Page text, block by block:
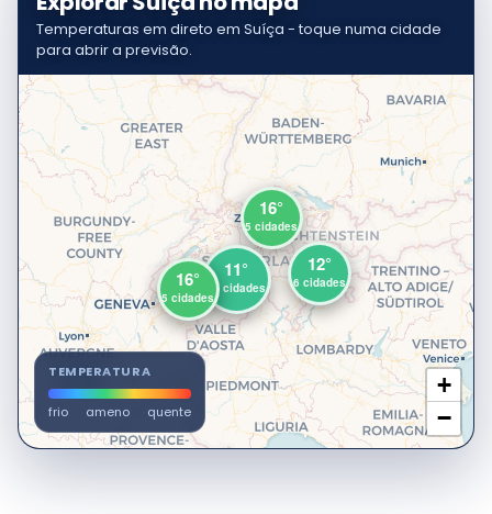
Temperaturas em direto em Suíça - toque numa cidade
para abrir a previsão.
16°
5 cidades
12°
6 cidades
16°
5 cidades
11°
11 cidades
+
−
TEMPERATURA
frio ameno quente